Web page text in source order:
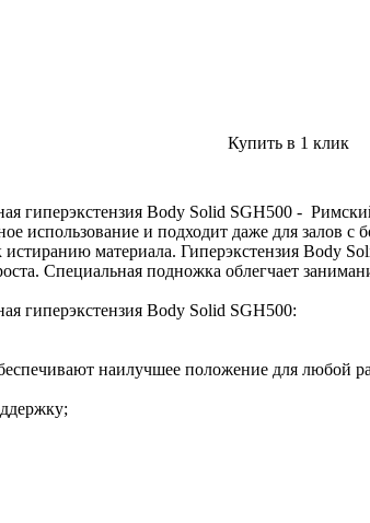
Купить в 1 клик
гиперэкстензия Body Solid SGH500 -
использование и подходит даже для
материала. Гиперэкстензия Body
Специальная подножка облегчает
гиперэкстензия Body Solid SGH500:
наилучшее положение для любой